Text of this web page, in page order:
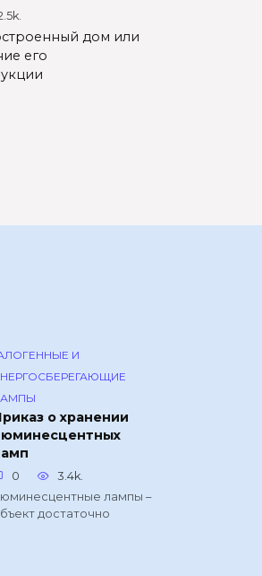
дом или
его
И
о хранении
0
3.4k.
лампы –
достаточно